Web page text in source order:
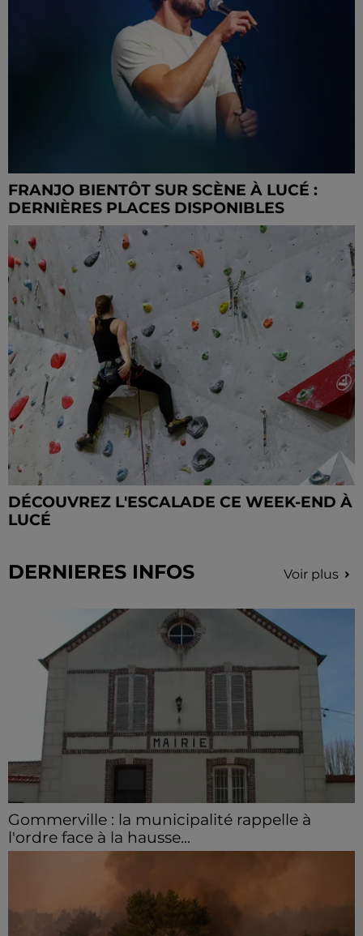
FRANJO BIENTÔT SUR SCÈNE À LUCÉ :
DERNIÈRES PLACES DISPONIBLES
DÉCOUVREZ L'ESCALADE CE WEEK-END À
LUCÉ
DERNIERES INFOS Voir plus
Gommerville : la municipalité rappelle à
l'ordre face à la hausse...
hausse des incivilités, la mairie de Gommerville
hausse...